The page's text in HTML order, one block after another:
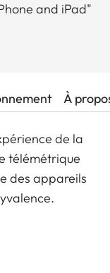
and iPad"
À
de la
télémétrique
des appareils
avec le Leica
à visée